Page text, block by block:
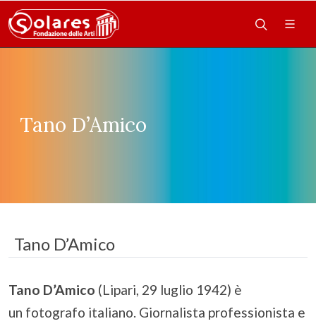
Tano D’Amico
Tano D’Amico
Tano D’Amico (Lipari, 29 luglio 1942) è
un fotografo italiano. Giornalista professionista e